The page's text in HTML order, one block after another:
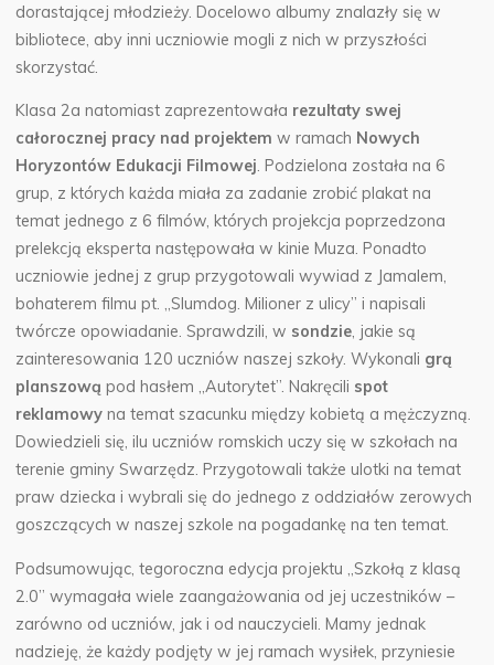
dorastającej młodzieży. Docelowo albumy znalazły się w
bibliotece, aby inni uczniowie mogli z nich w przyszłości
skorzystać.
Klasa 2a natomiast zaprezentowała rezultaty swej
całorocznej pracy nad projektem w ramach Nowych
Horyzontów Edukacji Filmowej. Podzielona została na 6
grup, z których każda miała za zadanie zrobić plakat na
temat jednego z 6 filmów, których projekcja poprzedzona
prelekcją eksperta następowała w kinie Muza. Ponadto
uczniowie jednej z grup przygotowali wywiad z Jamalem,
bohaterem filmu pt. „Slumdog. Milioner z ulicy” i napisali
twórcze opowiadanie. Sprawdzili, w sondzie, jakie są
zainteresowania 120 uczniów naszej szkoły. Wykonali grą
planszową pod hasłem „Autorytet”. Nakręcili spot
reklamowy na temat szacunku między kobietą a mężczyzną.
Dowiedzieli się, ilu uczniów romskich uczy się w szkołach na
terenie gminy Swarzędz. Przygotowali także ulotki na temat
praw dziecka i wybrali się do jednego z oddziałów zerowych
goszczących w naszej szkole na pogadankę na ten temat.
Podsumowując, tegoroczna edycja projektu „Szkołą z klasą
2.0” wymagała wiele zaangażowania od jej uczestników –
zarówno od uczniów, jak i od nauczycieli. Mamy jednak
nadzieję, że każdy podjęty w jej ramach wysiłek, przyniesie